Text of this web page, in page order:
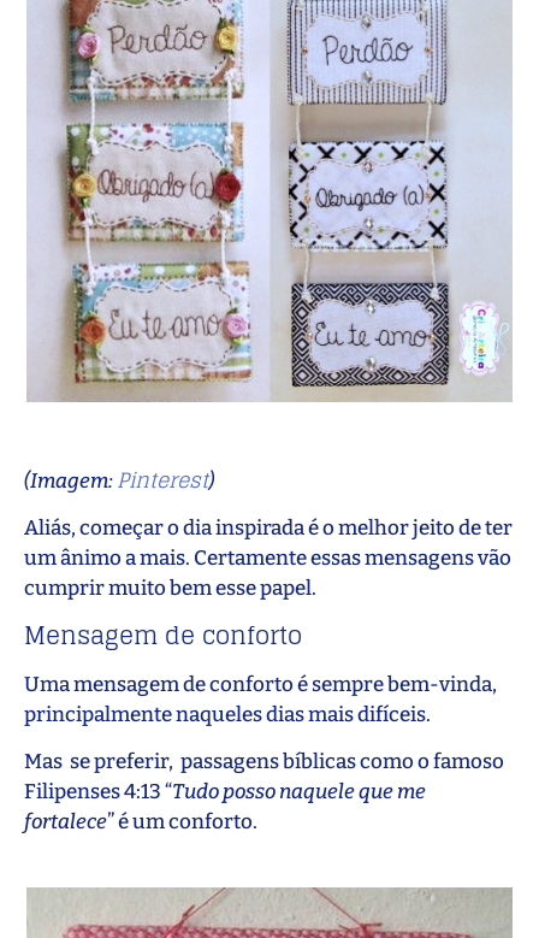
(Imagem:Pinterest)
Aliás, começar o dia inspirada é o melhor jeito de ter
um ânimo a mais. Certamente essas mensagens vão
cumprir muito bem esse papel.
Mensagem de conforto
Uma mensagem de conforto é sempre bem-vinda,
principalmente naqueles dias mais difíceis.
Mas se preferir, passagens bíblicas como o famoso
Filipenses 4:13 “Tudo posso naquele que me
fortalece” é um conforto.